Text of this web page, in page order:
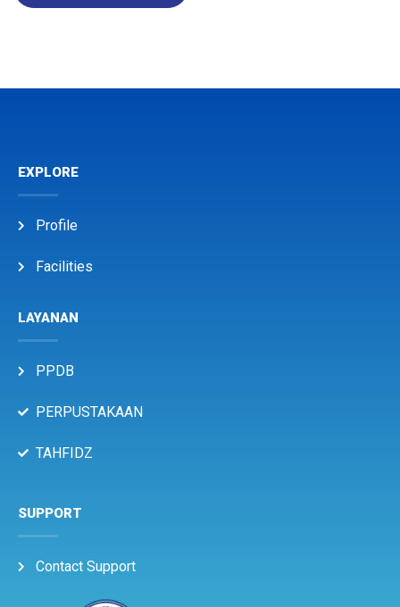
EXPLORE
Profile
Facilities
LAYANAN
PPDB
PERPUSTAKAAN
TAHFIDZ
SUPPORT
Contact Support